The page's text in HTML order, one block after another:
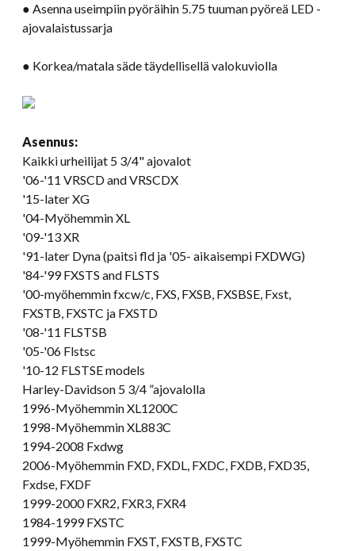
● Asenna useimpiin pyöräihin 5.75 tuuman pyöreä LED -
ajovalaistussarja
● Korkea/matala säde täydellisellä valokuviolla
Asennus:
Kaikki urheilijat 5 3/4" ajovalot
'06-'11 VRSCD and VRSCDX
'15-later XG
'04-Myöhemmin XL
'09-'13 XR
'91-later Dyna(paitsi fld ja '05- aikaisempi FXDWG)
'84-'99 FXSTS and FLSTS
'00-myöhemmin fxcw/c, FXS, FXSB, FXSBSE, Fxst,
FXSTB, FXSTC ja FXSTD
'08-'11 FLSTSB
'05-'06 Flstsc
'10-12 FLSTSE models
Harley-Davidson 5 3/4 ”ajovalolla
1996-Myöhemmin XL1200C
1998-Myöhemmin XL883C
1994-2008 Fxdwg
2006-Myöhemmin FXD, FXDL, FXDC, FXDB, FXD35,
Fxdse, FXDF
1999-2000 FXR2, FXR3, FXR4
1984-1999 FXSTC
1999-Myöhemmin FXST, FXSTB, FXSTC